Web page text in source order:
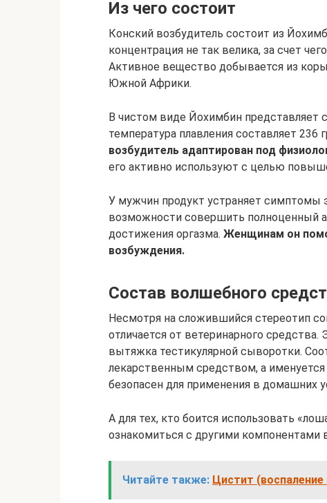
Из чего состоит
Конский возбудитель состоит из
концентрация не так велика, за счет
Активное вещество добывается из
Южной Африки.
В чистом виде Йохимбин представляет
температура плавления составляет 236
возбудитель адаптирован под
его активно используют с целью
У мужчин продукт устраняет симптомы
возможности совершить полноценный
достижения оргазма. Женщинам он
возбуждения.
Состав волшебного
Несмотря на сложившийся стереотип
отличается от ветеринарного
вытяжка тестикулярной сыворотки.
лекарственным средством, а
безопасен для применения в домашних
А для тех, кто боится использовать
ознакомиться с другими компонентами
Читайте также: Цистит